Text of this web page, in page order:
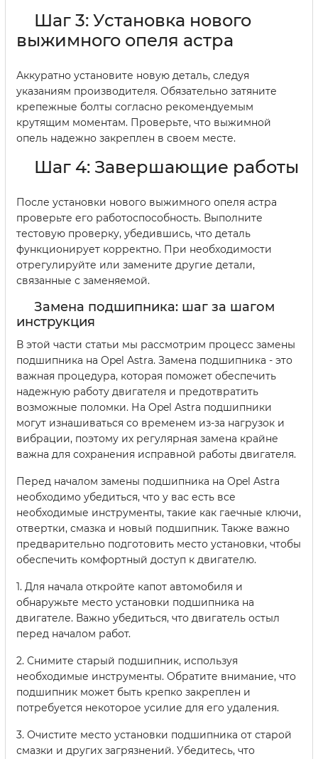
Шаг 3: Установка нового
выжимного опеля астра
Аккуратно установите новую деталь, следуя
указаниям производителя. Обязательно затяните
крепежные болты согласно рекомендуемым
крутящим моментам. Проверьте, что выжимной
опель надежно закреплен в своем месте.
Шаг 4: Завершающие работы
После установки нового выжимного опеля астра
проверьте его работоспособность. Выполните
тестовую проверку, убедившись, что деталь
функционирует корректно. При необходимости
отрегулируйте или замените другие детали,
связанные с заменяемой.
Замена подшипника: шаг за шагом
инструкция
В этой части статьи мы рассмотрим процесс замены
подшипника на Opel Astra. Замена подшипника - это
важная процедура, которая поможет обеспечить
надежную работу двигателя и предотвратить
возможные поломки. На Opel Astra подшипники
могут изнашиваться со временем из-за нагрузок и
вибрации, поэтому их регулярная замена крайне
важна для сохранения исправной работы двигателя.
Перед началом замены подшипника на Opel Astra
необходимо убедиться, что у вас есть все
необходимые инструменты, такие как гаечные ключи,
отвертки, смазка и новый подшипник. Также важно
предварительно подготовить место установки, чтобы
обеспечить комфортный доступ к двигателю.
1. Для начала откройте капот автомобиля и
обнаружьте место установки подшипника на
двигателе. Важно убедиться, что двигатель остыл
перед началом работ.
2. Снимите старый подшипник, используя
необходимые инструменты. Обратите внимание, что
подшипник может быть крепко закреплен и
потребуется некоторое усилие для его удаления.
3. Очистите место установки подшипника от старой
смазки и других загрязнений. Убедитесь, что